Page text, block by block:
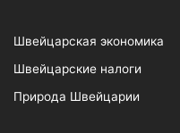
Швейцарская экономика
Швейцарские налоги
Природа Швейцарии